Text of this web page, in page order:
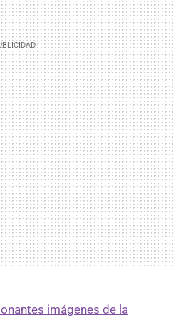
imágenes de la